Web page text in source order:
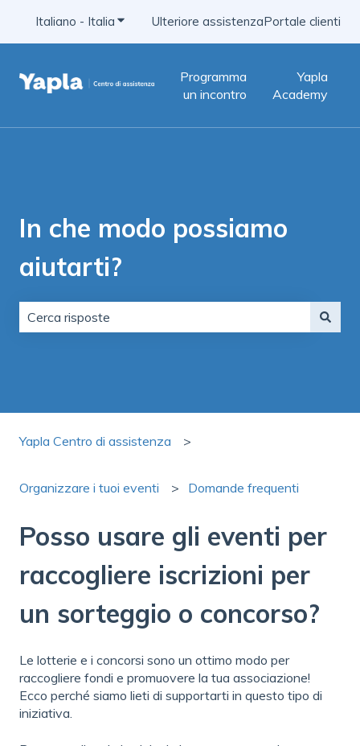
Italiano - Italia Mostra sottomenu per le traduzioni
Ulteriore assistenzaPortale clienti
Programma
un incontro
Yapla
Academy
In che modo possiamo
aiutarti?
Yapla Centro di assistenza
Organizzare i tuoi eventi Domande frequenti
Posso usare gli eventi per
raccogliere iscrizioni per
un sorteggio o concorso?
Le lotterie e i concorsi sono un ottimo modo per
raccogliere fondi e promuovere la tua associazione!
Ecco perché siamo lieti di supportarti in questo tipo di
iniziativa.